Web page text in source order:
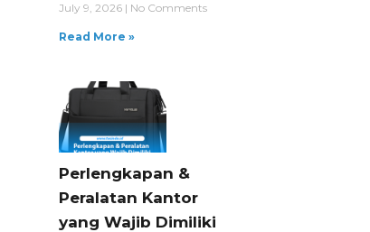
July 9, 2026 No Comments
Read More »
Perlengkapan &
Peralatan Kantor
yang Wajib Dimiliki